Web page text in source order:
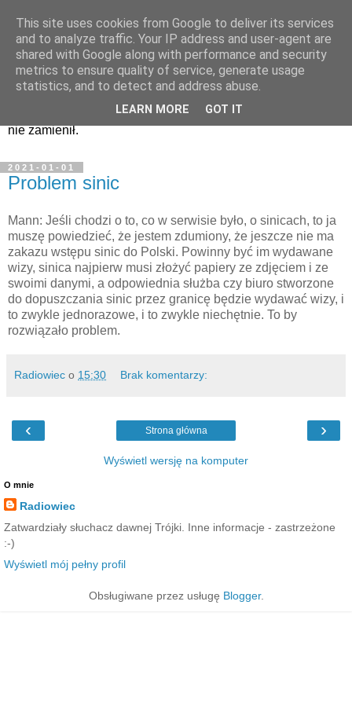
Zapiski i nagrania...
Kwiatki z kazań pana Manna i nie tylko, czyli to, co było w
Programie Trzecim najlepsze. Czy to humor tylko dla
brodaczy - nie wiem. W każdym razie na nic innego bym go
nie zamienił.
2021-01-01
Problem sinic
Mann: Jeśli chodzi o to, co w serwisie było, o sinicach, to ja
muszę powiedzieć, że jestem zdumiony, że jeszcze nie ma
zakazu wstępu sinic do Polski. Powinny być im wydawane
wizy, sinica najpierw musi złożyć papiery ze zdjęciem i ze
swoimi danymi, a odpowiednia służba czy biuro stworzone
do dopuszczania sinic przez granicę będzie wydawać wizy, i
to zwykle jednorazowe, i to zwykle niechętnie. To by
rozwiązało problem.
Radiowiec o 15:30 Brak komentarzy:
‹ ›
Strona główna
Wyświetl wersję na komputer
O mnie
Radiowiec
Zatwardziały słuchacz dawnej Trójki. Inne informacje - zastrzeżone
:-)
Wyświetl mój pełny profil
Obsługiwane przez usługę Blogger.
This site uses cookies from Google to deliver its services
and to analyze traffic. Your IP address and user-agent are
shared with Google along with performance and security
metrics to ensure quality of service, generate usage
statistics, and to detect and address abuse.
LEARN MORE GOT IT